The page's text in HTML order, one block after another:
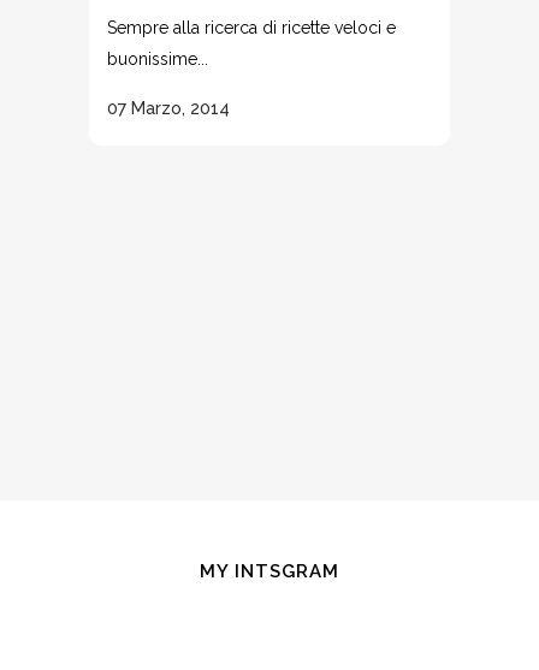
Sempre alla ricerca di ricette veloci e
buonissime...
07 Marzo, 2014
MY INTSGRAM